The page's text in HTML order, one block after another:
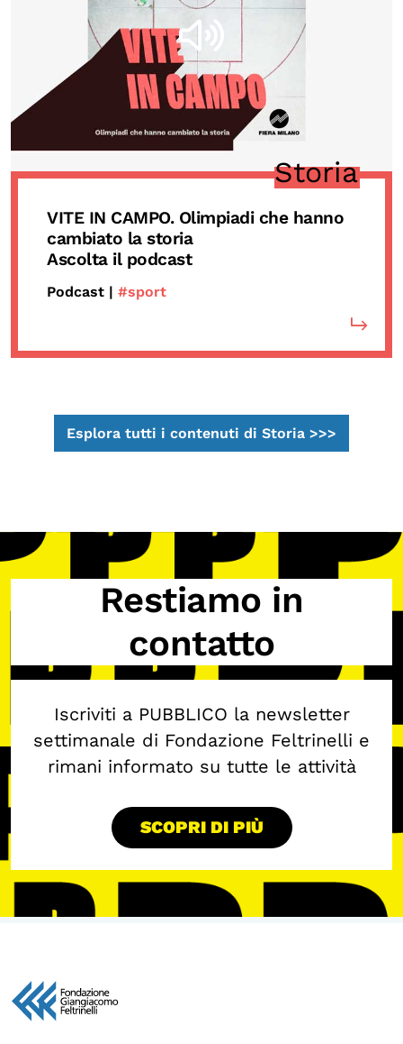
Storia
VITE IN CAMPO. Olimpiadi che hanno
cambiato la storia
Ascolta il podcast
Podcast | #sport
Esplora tutti i contenuti di Storia >>>
Restiamo in
contatto
Iscriviti a PUBBLICO la newsletter
settimanale di Fondazione Feltrinelli e
rimani informato su tutte le attività
SCOPRI DI PIÙ